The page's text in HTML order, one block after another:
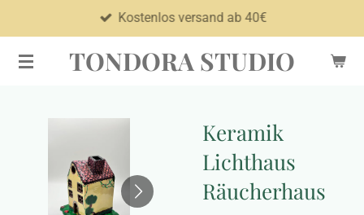
Hauptinhalt
springen
TONDORA STUDIO
Kostenlos versand ab 40€
Keramik
Lichthaus
Räucherhaus